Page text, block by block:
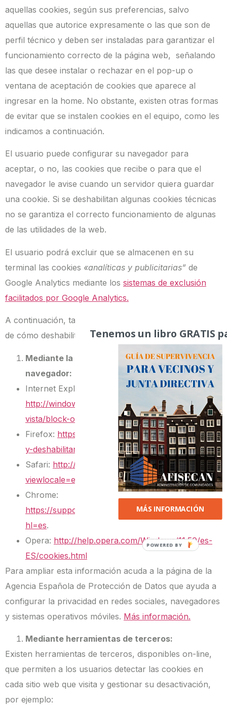
aquellas cookies, según sus preferencias, salvo
aquellas que autorice expresamente o las que son de
perfil técnico y deben ser instaladas para garantizar el
funcionamiento correcto de la página web, señalando
las que desee instalar o rechazar en el pop-up o
ventana de aceptación de cookies que aparece al
ingresar en la home. No obstante, existen otras formas
de evitar que se instalen cookies en el equipo, como les
indicamos a continuación.
El usuario puede configurar su navegador para
aceptar, o no, las cookies que recibe o para que el
navegador le avise cuando un servidor quiera guardar
una cookie. Si se deshabilitan algunas cookies técnicas
no se garantiza el correcto funcionamiento de algunas
de las utilidades de la web.
El usuario podrá excluir que se almacenen en su
terminal las cookies «analíticas y publicitarias” de
Google Analytics mediante los sistemas de exclusión
facilitados por Google Analytics.
A continuación, también le facilitamos algunos ejemplos
de cómo deshabilitar las cookies:
Mediante la configuración del propio
navegador:
Internet Explorer:
http://windows.microsoft.com/es-es/windows-
vista/block-or-allow-cookies
Firefox: https://support.mozilla.org/es/kb/habilitar-
y-deshabilitar-cookies-que-los-sitios-web
Safari: http://support.apple.com/kb/HT1677?
viewlocale=es_ES
Chrome:
https://support.google.com/accounts/answer/
hl=es.
Opera: http://help.opera.com/Windows/11.50/es-
ES/cookies.html
Para ampliar esta información acuda a la página de la
Agencia Española de Protección de Datos que ayuda a
configurar la privacidad en redes sociales, navegadores
y sistemas operativos móviles. Más información.
Mediante herramientas de terceros:
Existen herramientas de terceros, disponibles on-line,
que permiten a los usuarios detectar las cookies en
cada sitio web que visita y gestionar su desactivación,
por ejemplo:
Tenemos un libro GRATIS
MÁS INFORMACIÓN